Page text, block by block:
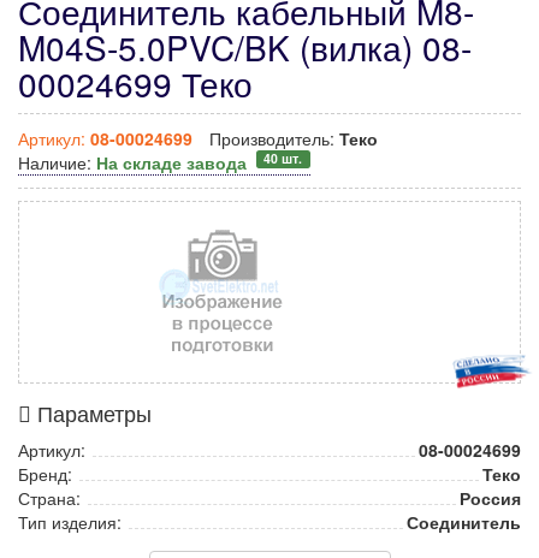
Соединитель кабельный M8-
M04S-5.0PVC/BK (вилка) 08-
00024699 Теко
Артикул: 08-00024699 Производитель: Теко
Наличие: На складе завода 40 шт.
Параметры
Артикул:
08-00024699
Бренд:
Теко
Страна:
Россия
Тип изделия:
Соединитель